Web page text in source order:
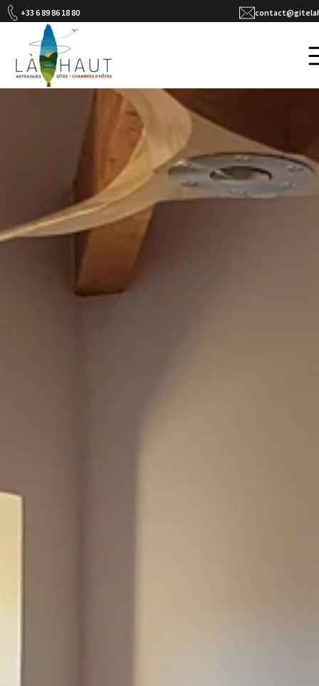
+33 6 89 86 18 80
Chambre Catherine